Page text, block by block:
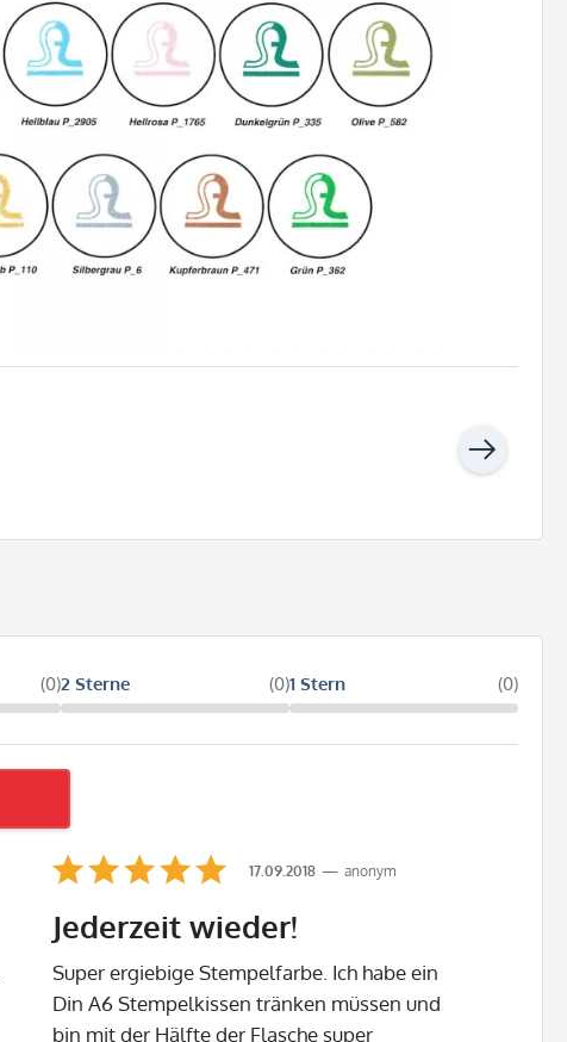
(0)2 Sterne (0)1 Stern (0)
anonym
17.09.2018
Jederzeit wieder!
Super ergiebige Stempelfarbe. Ich habe ein
Din A6 Stempelkissen tränken müssen und
bin mit der Hälfte der Flasche super